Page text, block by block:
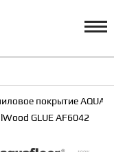
Профиль
покрытие
GLUE AF6042